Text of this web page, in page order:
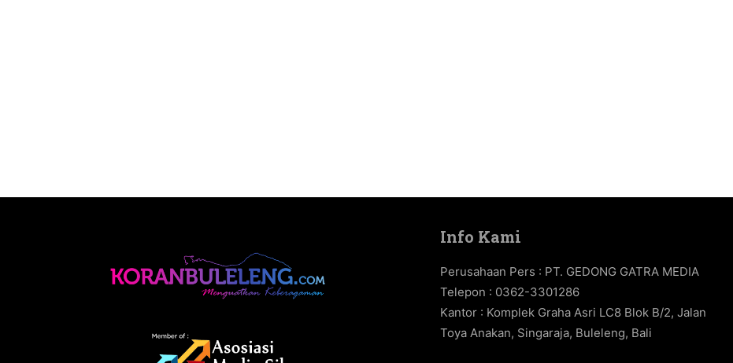
Info Kami
Perusahaan Pers : PT. GEDONG GATRA MEDIA
Telepon : 0362-3301286
Kantor : Komplek Graha Asri LC8 Blok B/2, Jalan
Toya Anakan, Singaraja, Buleleng, Bali